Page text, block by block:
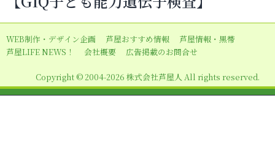
シ
ョ
ン
WEB制作・デザイン企画 芦屋おすすめ情報
芦屋情報・黒帯
芦屋LIFE NEWS！
会社概要 広告掲載のお問合せ
Copyright © 2004-2026 株式会社芦屋人 All rights reserved.